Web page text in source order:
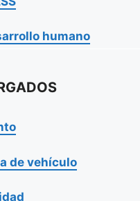
humano
de vehículo